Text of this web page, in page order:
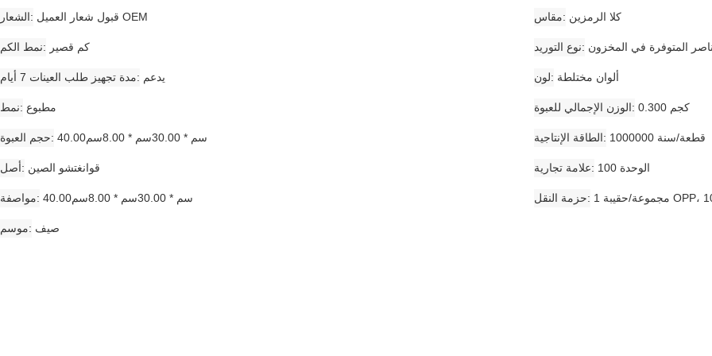
الشعار قبول شعار العميل OEM مقاس كلا الرمزين
نمط الكم كم قصير نوع التوريد المتوفرة في المخزون
مدة تجهيز طلب العينات 7 أيام يدعم لون ألوان مختلطة
نمط مطبوع الوزن الإجمالي للعبوة 0.300 كجم
حجم العبوة 40.00سم * 30.00سم * 8.00سم الطاقة الإنتاجية 1000000 قطعة/سنة
أصل قوانغتشو الصين علامة تجارية الوحدة 100
مواصفة 40.00سم * 30.00سم * 8.00سم حزمة النقل
موسم صيف